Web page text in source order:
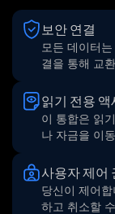
보안 연결
모든 데이터
결을 통해 교
읽기 전용 액
이 통합은 읽
나 자금을 이
사용자 제어
당신이 제어
하고 취소할